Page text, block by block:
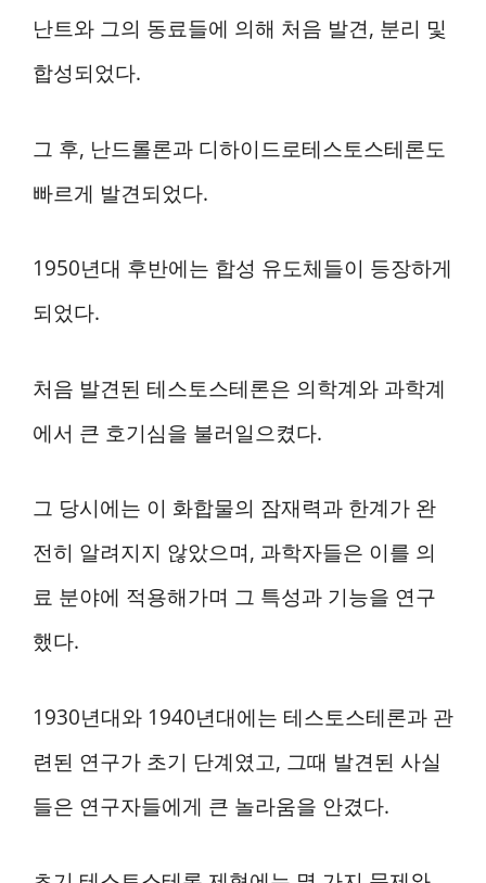
난트와 그의 동료들에 의해 처음 발견, 분리 및
합성되었다.
그 후, 난드롤론과 디하이드로테스토스테론도
빠르게 발견되었다.
1950년대 후반에는 합성 유도체들이 등장하게
되었다.
처음 발견된 테스토스테론은 의학계와 과학계
에서 큰 호기심을 불러일으켰다.
그 당시에는 이 화합물의 잠재력과 한계가 완
전히 알려지지 않았으며, 과학자들은 이를 의
료 분야에 적용해가며 그 특성과 기능을 연구
했다.
1930년대와 1940년대에는 테스토스테론과 관
련된 연구가 초기 단계였고, 그때 발견된 사실
들은 연구자들에게 큰 놀라움을 안겼다.